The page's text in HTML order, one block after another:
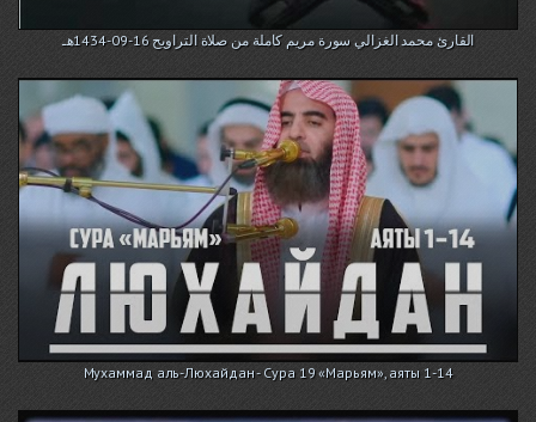
القارئ محمد الغزالي سورة مريم كاملة من صلاة التراويح 16-09-1434هـ
Мухаммад аль-Люхайдан - Сура 19 «Марьям», аяты 1-14